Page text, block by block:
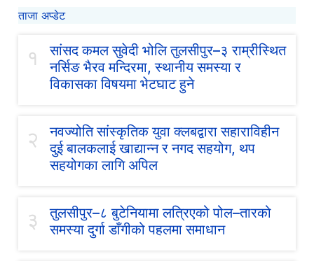
ताजा अप्डेट
१
सांसद कमल सुवेदी भोलि तुलसीपुर–३ राम्रीस्थित
नर्सिङ भैरव मन्दिरमा, स्थानीय समस्या र
विकासका विषयमा भेटघाट हुने
२
नवज्योति सांस्कृतिक युवा क्लबद्वारा सहाराविहीन
दुई बालकलाई खाद्यान्न र नगद सहयोग, थप
सहयोगका लागि अपिल
३
तुलसीपुर–८ बुटेनियामा लत्रिएको पोल–तारको
समस्या दुर्गा डाँगीको पहलमा समाधान